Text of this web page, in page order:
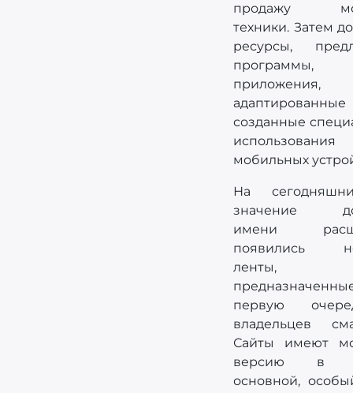
продажу
техники. Затем
ресурсы,
приложения,
созданные
мобильных
На
значение
имени
появились
ленты,
первую
владельцев
Сайты имеют
версию в
основной,